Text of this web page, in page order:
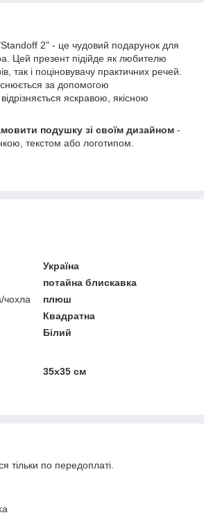
2" - це чудовий подарунок для
Цей презент підійде як любителю
так і поціновувачу практичних речей.
за допомогою
яскравою, якісною
подушку зі своїм дизайном -
текстом або логотипом.
Україна
потайна блискавка
чохла
плюш
Квадратна
Білий
35x35 см
тільки по передоплаті.